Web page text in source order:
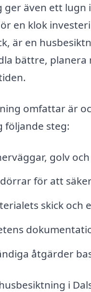
även ett lugn
en klok
är en
bättre,
omfattar är
följande steg:
golv
för att
skick och
åtgärder
i